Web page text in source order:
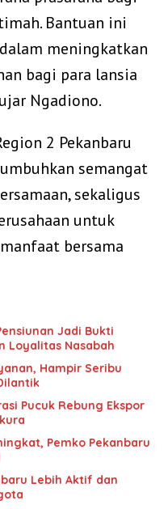
Bantuan ini
meningkatkan
bagi para lansia
Ngadiono.
2 Pekanbaru
semangat
sekaligus
untuk
bersama
Jadi Bukti
Loyalitas Nasabah
Hampir Seribu
Pucuk Rebung Ekspor
Pemko Pekanbaru
Lebih Aktif dan